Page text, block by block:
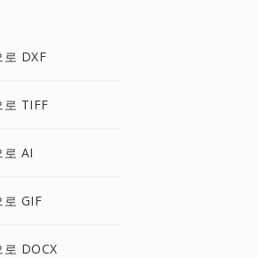
로 DXF
로 TIFF
로 AI
로 GIF
로 DOCX